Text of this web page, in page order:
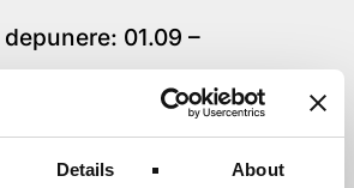
Details About
01.09 –
Masura 121
exploatatiilor agricole”
01.10 – 29.10.2010